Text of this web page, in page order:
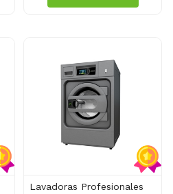
Lavadoras Profesionales